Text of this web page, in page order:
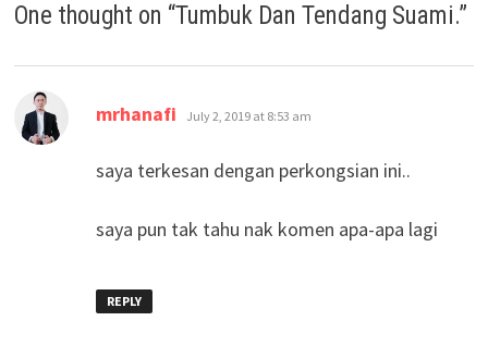
One thought on “Tumbuk Dan Tendang Suami.”
mrhanafi says:
July 2, 2019 at 8:53 am
saya terkesan dengan perkongsian ini..
saya pun tak tahu nak komen apa-apa lagi
REPLY